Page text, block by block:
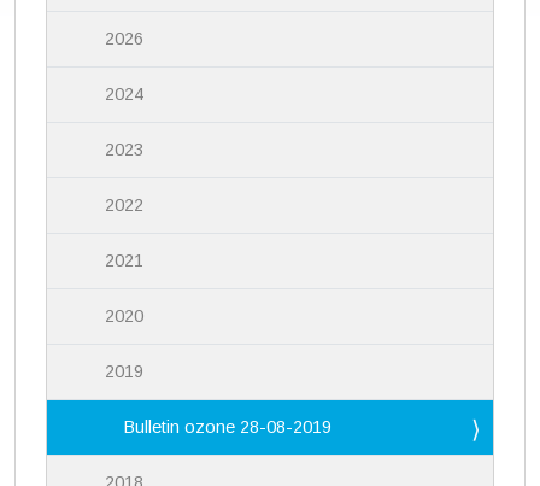
2026
2024
2023
2022
2021
2020
2019
Bulletin ozone 28-08-2019
2018